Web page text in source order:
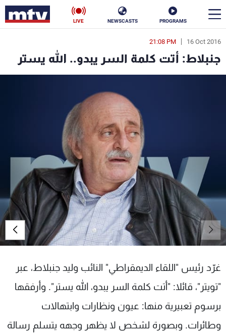
PROGRAMS
NEWSCASTS
LIVE
16 Oct 2016
21:08 PM
جنبلاط: أتت كلمة السر يبدو.. الله يستر
غرّد رئيس "اللقاء الديمقراطي" النائب وليد جنبلاط، عبر
"تويتر"، قائلا: "أتت كلمة السر يبدو، الله يستر". وأرفقها
برسوم تعبيرية منها: عيون ونظارات وابتهالات
وطائرات. وبصورة لشخص لا يظهر وجهه يتسلم رسالة
en
الأخبار
ناس
فن
رياضة
كأس العالم
البرامج
جدول البرامج
شاهد البرامج
عن MTV
الإنـتـاج
لاعلاناتكم
تواصل معنا
شروط الإسـتخدام